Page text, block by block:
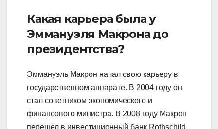
Какая карьера была у
Эммануэля Макрона до
президентства?
Эммануэль Макрон начал свою карьеру в
государственном аппарате. В 2004 году он
стал советником экономического и
финансового министра. В 2008 году Макрон
перешел в инвестиционный банк Rothschild